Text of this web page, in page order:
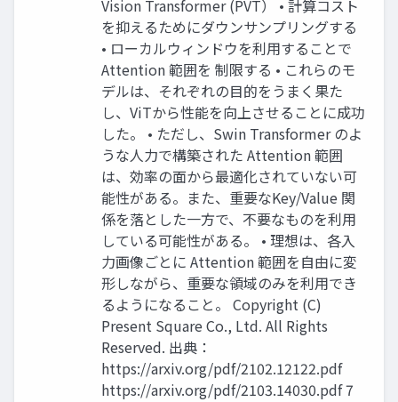
Vision Transformer (PVT） • 計算コスト
を抑えるためにダウンサンプリングする
• ローカルウィンドウを利用することで
Attention 範囲を 制限する • これらのモ
デルは、それぞれの目的をうまく果た
し、ViTから性能を向上させることに成功
した。 • ただし、Swin Transformer のよ
うな人力で構築された Attention 範囲
は、効率の面から最適化されていない可
能性がある。また、重要なKey/Value 関
係を落とした一方で、不要なものを利用
している可能性がある。 • 理想は、各入
力画像ごとに Attention 範囲を自由に変
形しながら、重要な領域のみを利用でき
るようになること。 Copyright (C)
Present Square Co., Ltd. All Rights
Reserved. 出典：
https://arxiv.org/pdf/2102.12122.pdf
https://arxiv.org/pdf/2103.14030.pdf 7